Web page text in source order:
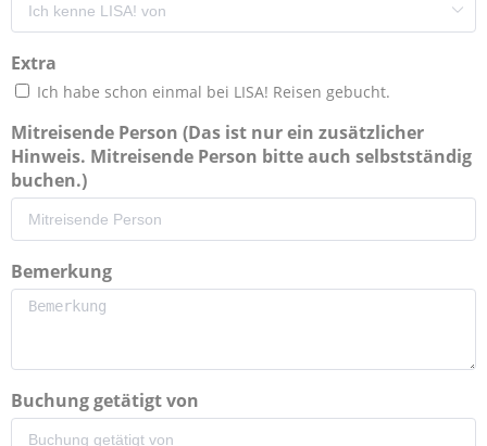
Extra
Ich habe schon einmal bei LISA! Reisen gebucht.
Mitreisende Person (Das ist nur ein zusätzlicher
Hinweis. Mitreisende Person bitte auch selbstständig
buchen.)
Bemerkung
Buchung getätigt von